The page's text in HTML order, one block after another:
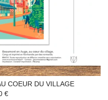
COEUR DU VILLAGE
€